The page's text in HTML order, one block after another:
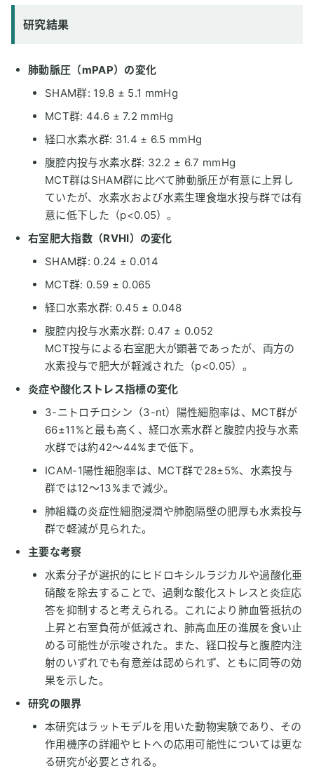
研究結果
肺動脈圧（mPAP）の変化
SHAM群: 19.8 ± 5.1 mmHg
MCT群: 44.6 ± 7.2 mmHg
経口水素水群: 31.4 ± 6.5 mmHg
腹腔内投与水素水群: 32.2 ± 6.7 mmHg
MCT群はSHAM群に比べて肺動脈圧が有意に上昇し
ていたが、水素水および水素生理食塩水投与群では有
意に低下した（p<0.05）。
右室肥大指数（RVHI）の変化
SHAM群: 0.24 ± 0.014
MCT群: 0.59 ± 0.065
経口水素水群: 0.45 ± 0.048
腹腔内投与水素水群: 0.47 ± 0.052
MCT投与による右室肥大が顕著であったが、両方の
水素投与で肥大が軽減された（p<0.05）。
炎症や酸化ストレス指標の変化
3-ニトロチロシン（3-nt）陽性細胞率は、MCT群が
66±11%と最も高く、経口水素水群と腹腔内投与水素
水群では約42〜44%まで低下。
ICAM-1陽性細胞率は、MCT群で28±5%、水素投与
群では12〜13%まで減少。
肺組織の炎症性細胞浸潤や肺胞隔壁の肥厚も水素投与
群で軽減が見られた。
主要な考察
水素分子が選択的にヒドロキシルラジカルや過酸化亜
硝酸を除去することで、過剰な酸化ストレスと炎症応
答を抑制すると考えられる。これにより肺血管抵抗の
上昇と右室負荷が低減され、肺高血圧の進展を食い止
める可能性が示唆された。また、経口投与と腹腔内注
射のいずれでも有意差は認められず、ともに同等の効
果を示した。
研究の限界
本研究はラットモデルを用いた動物実験であり、その
作用機序の詳細やヒトへの応用可能性については更な
る研究が必要とされる。